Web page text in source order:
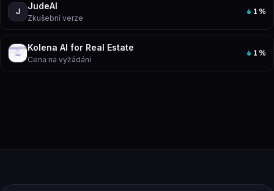
J
JudeAI
Zkušební verze
1 %
Kolena AI for Real Estate
Cena na vyžádání
1 %